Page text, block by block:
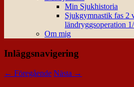
Min Sjukhistoria
Sjukgymnastik fas 2
ländryggsoperation
Om mig
Inläggsnavigering
← Föregående Nästa →